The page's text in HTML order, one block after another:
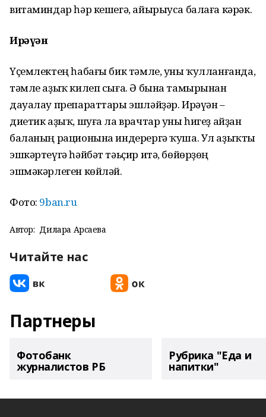
витаминдар һәр кешегә, айырыуса балаға кәрәк.
Ирәүән
Үҫемлектең һабағы бик тәмле, уны ҡулланғанда,
тәмле аҙыҡ килеп сыға. Ә бына тамырынан
дауалау препараттары эшләйҙәр. Ирәүән –
диетик аҙыҡ, шуға ла врачтар уны һигеҙ айҙан
баланың рационына индерергә ҡуша. Ул аҙыҡты
эшкәртеүгә һәйбәт тәьҫир итә, бөйөрҙөң
эшмәкәрлеген көйләй.
Фото: 9ban.ru
Автор: Дилара Арсаева
Читайте нас
Партнеры
Фотобанк
журналистов РБ
Рубрика "Еда и
напитки"